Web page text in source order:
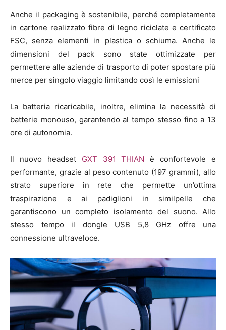
Anche il packaging è sostenibile, perché completamente
in cartone realizzato fibre di legno riciclate e certificato
FSC, senza elementi in plastica o schiuma. Anche le
dimensioni del pack sono state ottimizzate per
permettere alle aziende di trasporto di poter spostare più
merce per singolo viaggio limitando così le emissioni
La batteria ricaricabile, inoltre, elimina la necessità di
batterie monouso, garantendo al tempo stesso fino a 13
ore di autonomia.
Il nuovo headset GXT 391 THIAN è confortevole e
performante, grazie al peso contenuto (197 grammi), allo
strato superiore in rete che permette un’ottima
traspirazione e ai padiglioni in similpelle che
garantiscono un completo isolamento del suono. Allo
stesso tempo il dongle USB 5,8 GHz offre una
connessione ultraveloce.